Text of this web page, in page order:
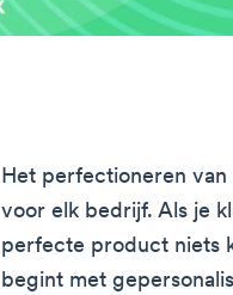
Het perfectioneren
voor elk bedrijf. Als je
perfecte product niets
begint met